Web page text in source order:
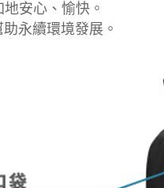
安心、愉快。
永續環境發展。